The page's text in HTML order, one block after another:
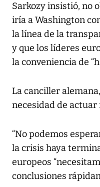
Sarkozy insistió, no
iría a Washington
la línea de la
y que los líderes
la conveniencia de
La canciller
necesidad de
“No podemos
la crisis haya
europeos
conclusiones